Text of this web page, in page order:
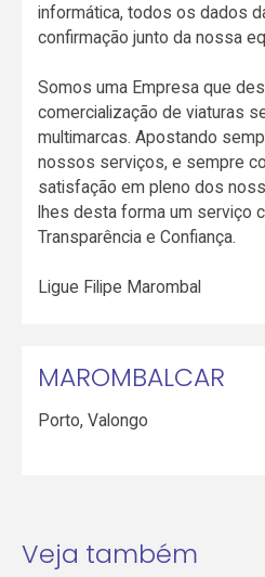
informática, todos os dados
confirmação junto da nossa
Somos uma Empresa que
comercialização de viaturas
multimarcas. Apostando
nossos serviços, e sempre
satisfação em pleno dos
lhes desta forma um serviço
Transparência e Confiança.
Ligue Filipe Marombal
MAROMBALCAR
Porto,Valongo
Veja também